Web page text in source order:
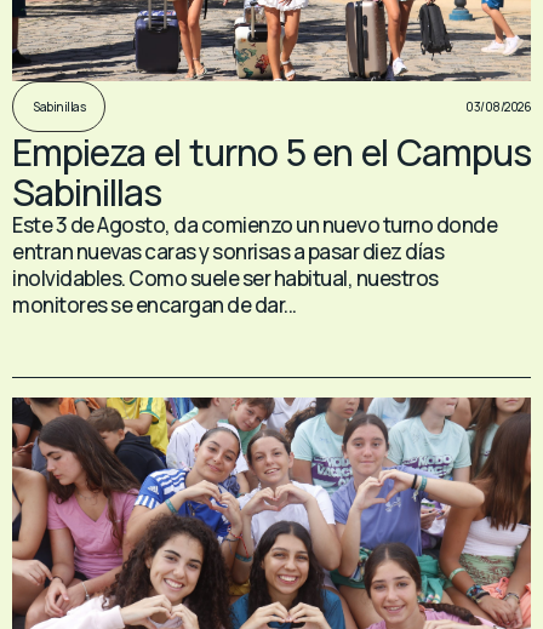
Sabinillas 03/08/2026
Empieza el turno 5 en el Campus
Sabinillas
Este 3 de Agosto, da comienzo un nuevo turno donde
entran nuevas caras y sonrisas a pasar diez días
inolvidables. Como suele ser habitual, nuestros
monitores se encargan de dar...